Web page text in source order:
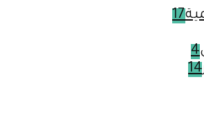
17
4
14